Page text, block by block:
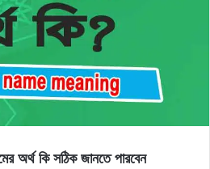
অর্থ কি সঠিক জানতে পারবেন